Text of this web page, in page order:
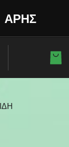
ΑΡΗΣ